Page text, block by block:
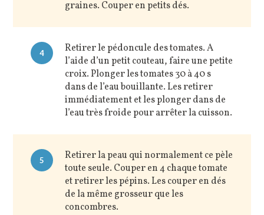
graines. Couper en petits dés.
4
Retirer le pédoncule des tomates. A
l’aide d’un petit couteau, faire une petite
croix. Plonger les tomates 30 à 40 s
dans de l’eau bouillante. Les retirer
immédiatement et les plonger dans de
l’eau très froide pour arrêter la cuisson.
5
Retirer la peau qui normalement ce pèle
toute seule. Couper en 4 chaque tomate
et retirer les pépins. Les couper en dés
de la même grosseur que les
concombres.